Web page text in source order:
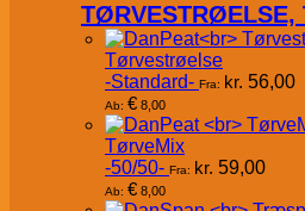
TØRVESTRØELSE,
Tørvestrøelse
-Standard- Fra: kr. 56,00
Ab: € 8,00
TørveMix
-50/50- Fra: kr. 59,00
Ab: € 8,00